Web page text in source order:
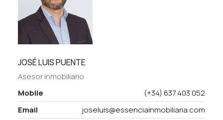
JOSÉ LUIS PUENTE
Asesor inmobiliario
Mobile
(+34) 637 403 052
Email
joseluis@essenciainmobiliaria.com